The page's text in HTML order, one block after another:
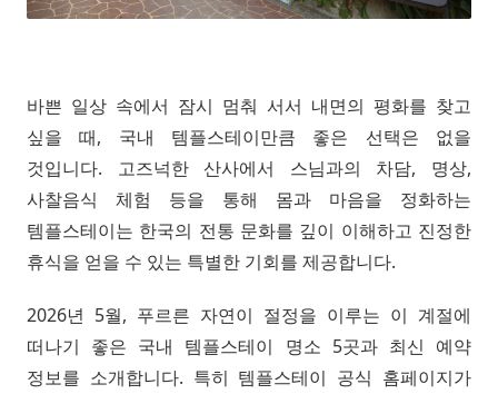
바쁜 일상 속에서 잠시 멈춰 서서 내면의 평화를 찾고
싶을 때, 국내 템플스테이만큼 좋은 선택은 없을
것입니다. 고즈넉한 산사에서 스님과의 차담, 명상,
사찰음식 체험 등을 통해 몸과 마음을 정화하는
템플스테이는 한국의 전통 문화를 깊이 이해하고 진정한
휴식을 얻을 수 있는 특별한 기회를 제공합니다.
2026년 5월, 푸르른 자연이 절정을 이루는 이 계절에
떠나기 좋은 국내 템플스테이 명소 5곳과 최신 예약
정보를 소개합니다. 특히 템플스테이 공식 홈페이지가